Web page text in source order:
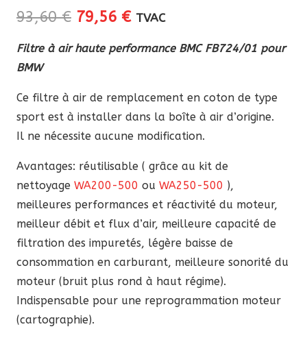
93,60€ Le
initial
93,60 €.
79,56 €Le
actuel
79,56 €.
TVAC
Filtre à air haute performance BMC FB724/01 pour
BMW
Ce filtre à air de remplacement en coton de type
sport est à installer dans la boîte à air d’origine.
Il ne nécessite aucune modification.
Avantages: réutilisable ( grâce au kit de
nettoyage WA200-500 ou WA250-500 ),
meilleures performances et réactivité du moteur,
meilleur débit et flux d’air, meilleure capacité de
filtration des impuretés, légère baisse de
consommation en carburant, meilleure sonorité du
moteur (bruit plus rond à haut régime).
Indispensable pour une reprogrammation moteur
(cartographie).